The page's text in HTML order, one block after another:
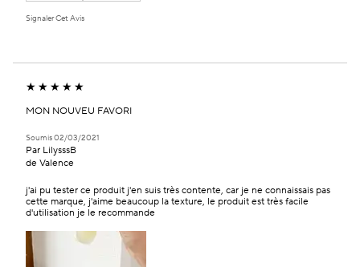
Signaler Cet Avis
MON NOUVEU FAVORI
Soumis02/03/2021
Par LilysssB
de Valence
j'ai pu tester ce produit j'en suis très contente, car je ne connaissais pas
cette marque, j'aime beaucoup la texture, le produit est très facile
d'utilisation je le recommande